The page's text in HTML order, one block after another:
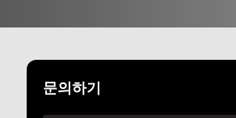
문의하기